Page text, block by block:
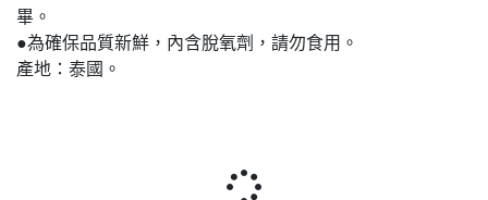
畢。
●為確保品質新鮮，內含脫氧劑，請勿食用。
產地：泰國。